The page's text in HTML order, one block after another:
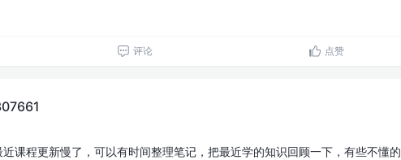
评论 点赞
课程更新慢了，可以有时间整理笔记，把最近学的知识回顾一下，有些不懂的